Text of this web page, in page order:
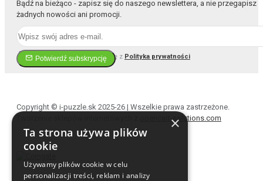
Bądź na bieżąco - zapisz się do naszego newslettera, a nie przegapisz
żadnych nowości ani promocji.
Potwierdź subskrypcję
Przeczytałem i zgadzam się z Polityka prywatności
Copyright © i-puzzle.sk 2025-26 | Wszelkie prawa zastrzeżone.
opencart-solutions.com
×
Ta strona używa plików
cookie
Używamy plików cookie w celu
personalizacji treści, reklam i analizy